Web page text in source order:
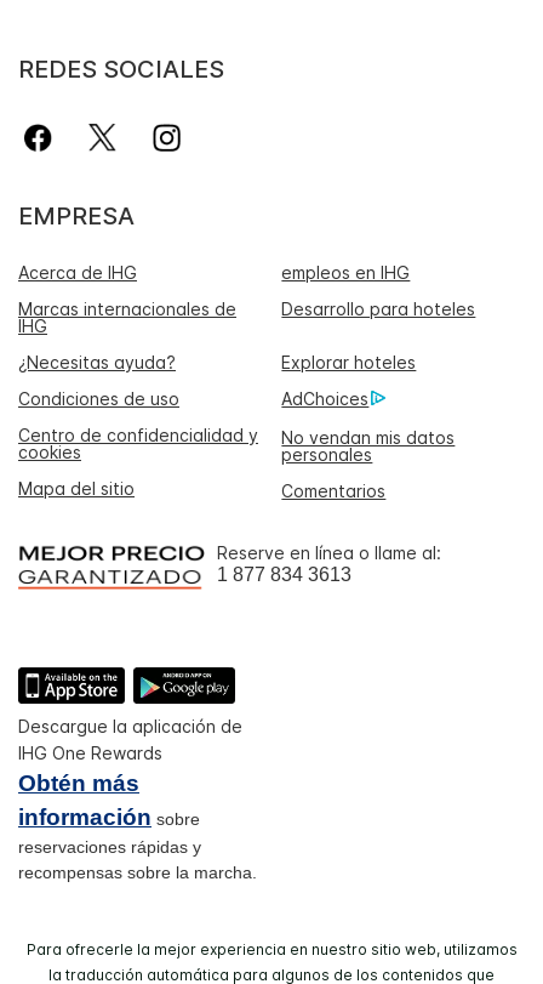
REDES SOCIALES
EMPRESA
Acerca de IHG
empleos en IHG
Marcas internacionales de
IHG
Desarrollo para hoteles
¿Necesitas ayuda?
Explorar hoteles
Condiciones de uso
AdChoices
Centro de confidencialidad y
cookies
No vendan mis datos
personales
Mapa del sitio
Comentarios
Reserve en línea o llame al:
1 877 834 3613
Descargue la aplicación de
IHG One Rewards
Obtén más
información sobre
reservaciones rápidas y
recompensas sobre la marcha.
Para ofrecerle la mejor experiencia en nuestro sitio web, utilizamos
la traducción automática para algunos de los contenidos que